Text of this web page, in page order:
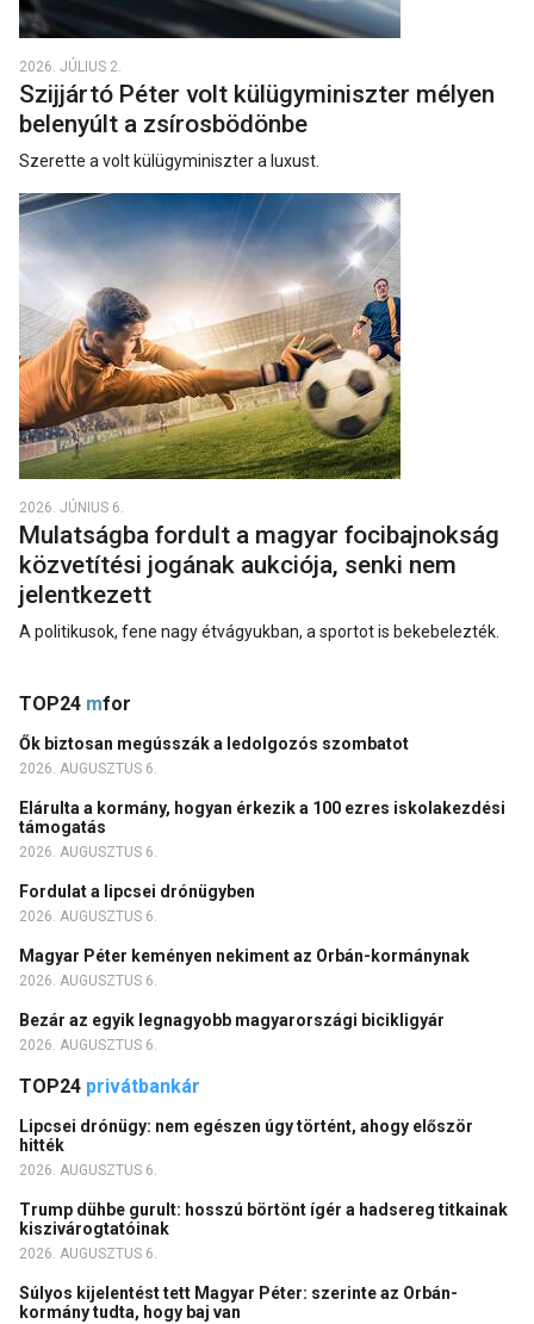
2026. JÚLIUS 2.
Szijjártó Péter volt külügyminiszter mélyen
belenyúlt a zsírosbödönbe
Szerette a volt külügyminiszter a luxust.
2026. JÚNIUS 6.
Mulatságba fordult a magyar focibajnokság
közvetítési jogának aukciója, senki nem
jelentkezett
A politikusok, fene nagy étvágyukban, a sportot is bekebelezték.
TOP24 mfor
Ők biztosan megússzák a ledolgozós szombatot
2026. AUGUSZTUS 6.
Elárulta a kormány, hogyan érkezik a 100 ezres iskolakezdési
támogatás
2026. AUGUSZTUS 6.
Fordulat a lipcsei drónügyben
2026. AUGUSZTUS 6.
Magyar Péter keményen nekiment az Orbán-kormánynak
2026. AUGUSZTUS 6.
Bezár az egyik legnagyobb magyarországi bicikligyár
2026. AUGUSZTUS 6.
TOP24 privátbankár
Lipcsei drónügy: nem egészen úgy történt, ahogy először
hitték
2026. AUGUSZTUS 6.
Trump dühbe gurult: hosszú börtönt ígér a hadsereg titkainak
kiszivárogtatóinak
2026. AUGUSZTUS 6.
Súlyos kijelentést tett Magyar Péter: szerinte az Orbán-
kormány tudta, hogy baj van